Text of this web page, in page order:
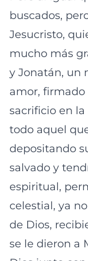
buscados,
Jesucristo,
mucho más
y Jonatán, un
amor, firmado
sacrificio en
todo aquel
depositando
salvado y
espiritual,
celestial, ya
de Dios,
se le dieron a